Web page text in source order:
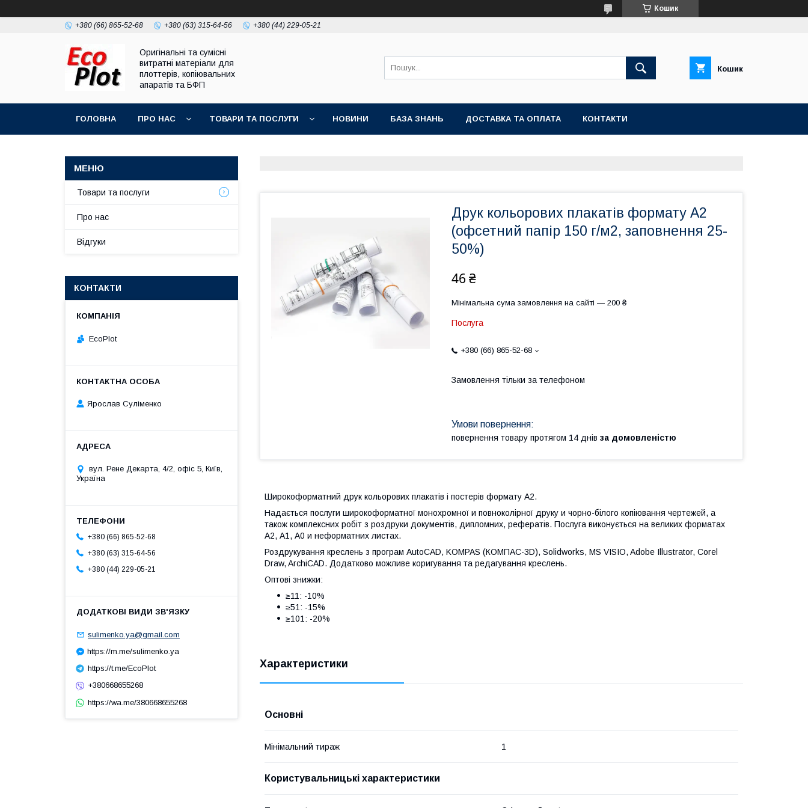
Кошик
+380 (66) 865-52-68 +380 (63) 315-64-56 +380 (44) 229-05-21
Оригінальні та сумісні
витратні матеріали для
плоттерів, копіювальних
апаратів та БФП
Кошик
ГОЛОВНА ПРО НАС ТОВАРИ ТА ПОСЛУГИ НОВИНИ БАЗА ЗНАНЬ ДОСТАВКА ТА ОПЛАТА КОНТАКТИ
Друк кольорових плакатів формату А2
(офсетний папір 150 г/м2, заповнення 25-
50%)
46 ₴
Мінімальна сума замовлення на сайті — 200 ₴
Послуга
+380 (66) 865-52-68
Замовлення тільки за телефоном
повернення товару протягом 14 днів за домовленістю
Широкоформатний друк кольорових плакатів і постерів формату А2.
Надається послуги широкоформатної монохромної и повноколірної друку и чорно-білого копіювання чертежей, а
також комплексних робіт з роздруки документів, дипломних, рефератів. Послуга виконується на великих форматах
А2, А1, А0 и неформатнихлистах.
Роздрукування креслень з програм AutoCAD, KOMPAS (КОМПАС-3D), Solidworks, MS VISIO, Adobe Illustrator, Corel
Draw, ArchiCAD. Додатково можливе коригування та редагування креслень.
Оптові знижки:
≥11: -10%
≥51: -15%
≥101: -20%
Характеристики
Основні
Мінімальний тираж 1
Користувальницькі характеристики
Товари та послуги
Про нас
Відгуки
КОНТАКТИ
EcoPlot
Ярослав Суліменко
вул. Рене Декарта, 4/2, офіс 5, Київ,
Україна
+380 (66) 865-52-68
+380 (63) 315-64-56
+380 (44) 229-05-21
sulimenko.ya@gmail.com
https://m.me/sulimenko.ya
https://t.me/EcoPlot
+380668655268
https://wa.me/380668655268